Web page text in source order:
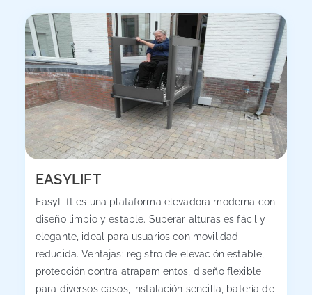
EASYLIFT
EasyLift es una plataforma elevadora moderna con
diseño limpio y estable. Superar alturas es fácil y
elegante, ideal para usuarios con movilidad
reducida. Ventajas: registro de elevación estable,
protección contra atrapamientos, diseño flexible
para diversos casos, instalación sencilla, batería de